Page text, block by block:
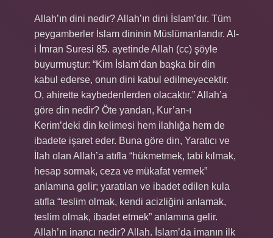
Allah’ın dini nedir? Allah’ın dini İslam’dır. Tüm
peygamberler İslam dininin Müslümanlarıdır. Al-
i İmran Suresi 85. ayetinde Allah (cc) şöyle
buyurmuştur: “Kim İslam’dan başka bir din
kabul ederse, onun dini kabul edilmeyecektir.
O, ahirette kaybedenlerden olacaktır.” Allah’a
göre din nedir? Öte yandan, Kur’an-ı
Kerim’deki din kelimesi hem ilahlığa hem de
ibadete işaret eder. Buna göre din, Yaratıcı ve
İlah olan Allah’a atıfla “hükmetmek, tabi kılmak,
hesap sormak, ceza ve mükafat vermek”
anlamına gelir; yaratılan ve ibadet edilen kula
atıfla “teslim olmak, kendi acizliğini anlamak,
teslim olmak, ibadet etmek” anlamına gelir.
Allah’ın inancı nedir? Allah. İslam’da imanın ilk